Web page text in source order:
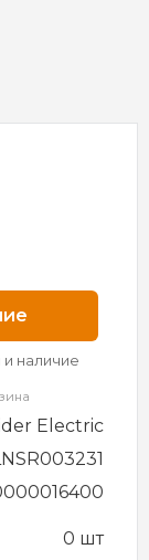
наличие
Electric
0 шт